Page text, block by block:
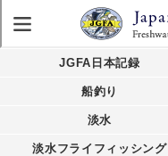
JGFA日本記録
船釣り
淡水
淡水フライフィッシング